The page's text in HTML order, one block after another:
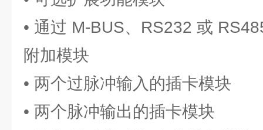
• 通过 M-BUS、RS232 或
附加模块
• 两个过脉冲输入的插卡模块
• 两个脉冲输出的插卡模块